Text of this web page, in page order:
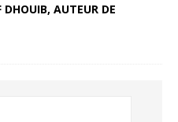
DHOUIB, AUTEUR DE